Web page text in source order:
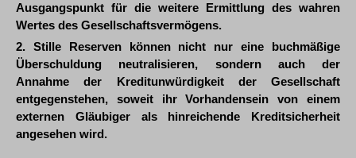
Ausgangspunkt für die weitere Ermittlung des wahren
Wertes des Gesellschaftsvermögens.
2. Stille Reserven können nicht nur eine buchmäßige
Überschuldung neutralisieren, sondern auch der
Annahme der Kreditunwürdigkeit der Gesellschaft
entgegenstehen, soweit ihr Vorhandensein von einem
externen Gläubiger als hinreichende Kreditsicherheit
angesehen wird.